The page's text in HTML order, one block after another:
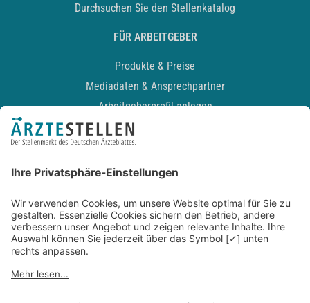
Durchsuchen Sie den Stellenkatalog
FÜR ARBEITGEBER
Produkte & Preise
Mediadaten & Ansprechpartner
Arbeitgeberprofil anlegen
Recruiting-Podcast
Kontakt
Datenschutz
Newsletter